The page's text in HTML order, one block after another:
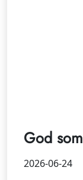
God
2026-06-24